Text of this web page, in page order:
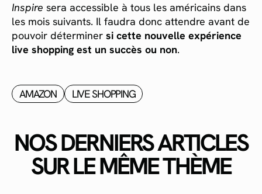
Inspire sera accessible à tous les américains dans
les mois suivants. Il faudra donc attendre avant de
pouvoir déterminer si cette nouvelle expérience
live shopping est un succès ou non.
AMAZON LIVE SHOPPING
NOS DERNIERS ARTICLES
SUR LE MÊME THÈME